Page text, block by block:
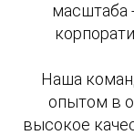
масштаба
Наша
опытом в
высокое